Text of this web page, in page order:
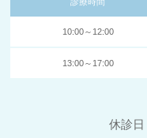
10:00～12:00
13:00～17:00
休診